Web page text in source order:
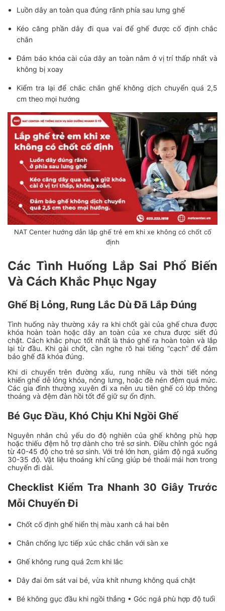
Luồn dây an toàn qua đúng rãnh phía sau lưng ghế
Kéo căng phần dây đi qua vai để ghế được cố định chắc
chắn
Đảm bảo khóa cài của dây an toàn nằm ở vị trí thấp nhất và
không bị xoay
Kiểm tra lại để chắc chắn ghế không dịch chuyển quá 2,5
cm theo mọi hướng
NAT Center hướng dẫn lắp ghế trẻ em khi xe không có chốt cố
định
Các Tình Huống Lắp Sai Phổ Biến
Và Cách Khắc Phục Ngay
Ghế Bị Lỏng, Rung Lắc Dù Đã Lắp Đúng
Tình huống này thường xảy ra khi chốt gài của ghế chưa được
khóa hoàn toàn hoặc dây an toàn của xe chưa được siết đủ
chặt. Cách khắc phục tốt nhất là tháo ghế ra hoàn toàn và lắp
lại từ đầu. Khi gài chốt, cần nghe rõ hai tiếng “cạch” để đảm
bảo ghế đã khóa đúng.
Khi di chuyển trên đường xấu, rung nhiều và thời tiết nóng
khiến ghế dễ lỏng khóa, nóng lưng, hoặc đè nén đệm quá mức.
Các gia đình thường xuyên đi xa nên ưu tiên ghế có lớp thông
thoáng và đệm đàn hồi tốt để giữ sự ổn định.
Bé Gục Đầu, Khó Chịu Khi Ngồi Ghế
Nguyên nhân chủ yếu do độ nghiên của ghế không phù hợp
hoặc thiếu đệm hỗ trợ dành cho trẻ sơ sinh. Điều chỉnh góc ngả
từ 40-45 độ cho trẻ sơ sinh. Với trẻ lớn hơn, giảm độ ngả xuống
30-35 độ. Vật liệu thoáng khí cũng giúp bé thoải mái hơn trong
chuyến đi dài.
Checklist Kiểm Tra Nhanh 30 Giây Trước
Mỗi Chuyến Đi
Chốt cố định ghế hiển thị màu xanh cả hai bên
Chân chống lực tiếp xúc chắc chắn với sàn xe
Ghế không rung quá 2cm khi lắc
Dây đai ôm sát vai bé, vừa khít nhưng không quá chặt
Bé không gục đầu khi ngồi thẳng • Góc ngả phù hợp độ tuổi